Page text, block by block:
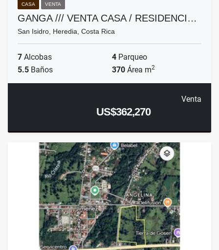
CASA VENTA
GANGA /// VENTA CASA / RESIDENCI…
San Isidro, Heredia, Costa Rica
7 Alcobas 4 Parqueo
5.5 Baños 370 Área m2
Venta
US$362,270